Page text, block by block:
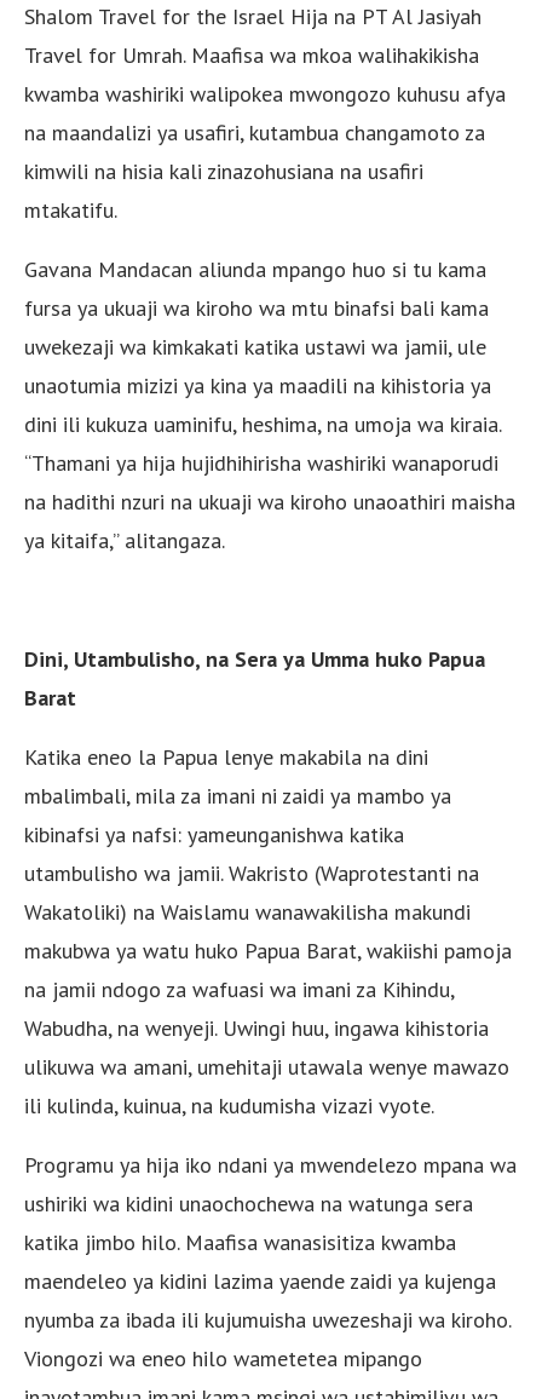
Shalom Travel for the Israel Hija na PT Al Jasiyah
Travel for Umrah. Maafisa wa mkoa walihakikisha
kwamba washiriki walipokea mwongozo kuhusu afya
na maandalizi ya usafiri, kutambua changamoto za
kimwili na hisia kali zinazohusiana na usafiri
mtakatifu.
Gavana Mandacan aliunda mpango huo si tu kama
fursa ya ukuaji wa kiroho wa mtu binafsi bali kama
uwekezaji wa kimkakati katika ustawi wa jamii, ule
unaotumia mizizi ya kina ya maadili na kihistoria ya
dini ili kukuza uaminifu, heshima, na umoja wa kiraia.
“Thamani ya hija hujidhihirisha washiriki wanaporudi
na hadithi nzuri na ukuaji wa kiroho unaoathiri maisha
ya kitaifa,” alitangaza.
Dini, Utambulisho, na Sera ya Umma huko Papua
Barat
Katika eneo la Papua lenye makabila na dini
mbalimbali, mila za imani ni zaidi ya mambo ya
kibinafsi ya nafsi: yameunganishwa katika
utambulisho wa jamii. Wakristo (Waprotestanti na
Wakatoliki) na Waislamu wanawakilisha makundi
makubwa ya watu huko Papua Barat, wakiishi pamoja
na jamii ndogo za wafuasi wa imani za Kihindu,
Wabudha, na wenyeji. Uwingi huu, ingawa kihistoria
ulikuwa wa amani, umehitaji utawala wenye mawazo
ili kulinda, kuinua, na kudumisha vizazi vyote.
Programu ya hija iko ndani ya mwendelezo mpana wa
ushiriki wa kidini unaochochewa na watunga sera
katika jimbo hilo. Maafisa wanasisitiza kwamba
maendeleo ya kidini lazima yaende zaidi ya kujenga
nyumba za ibada ili kujumuisha uwezeshaji wa kiroho.
Viongozi wa eneo hilo wametetea mipango